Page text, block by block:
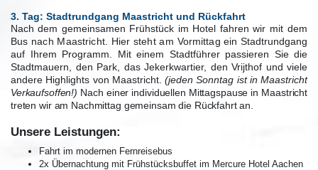
3. Tag: Stadtrundgang Maastricht und Rückfahrt
Nach dem gemeinsamen Frühstück im Hotel fahren wir mit dem
Bus nach Maastricht. Hier steht am Vormittag ein Stadtrundgang
auf Ihrem Programm. Mit einem Stadtführer passieren Sie die
Stadtmauern, den Park, das Jekerkwartier, den Vrijthof und viele
andere Highlights von Maastricht. (jeden Sonntag ist in Maastricht
Verkaufsoffen!) Nach einer individuellen Mittagspause in Maastricht
treten wir am Nachmittag gemeinsam die Rückfahrt an.
Unsere Leistungen:
Fahrt im modernen Fernreisebus
2x Übernachtung mit Frühstücksbuffet im Mercure Hotel Aachen